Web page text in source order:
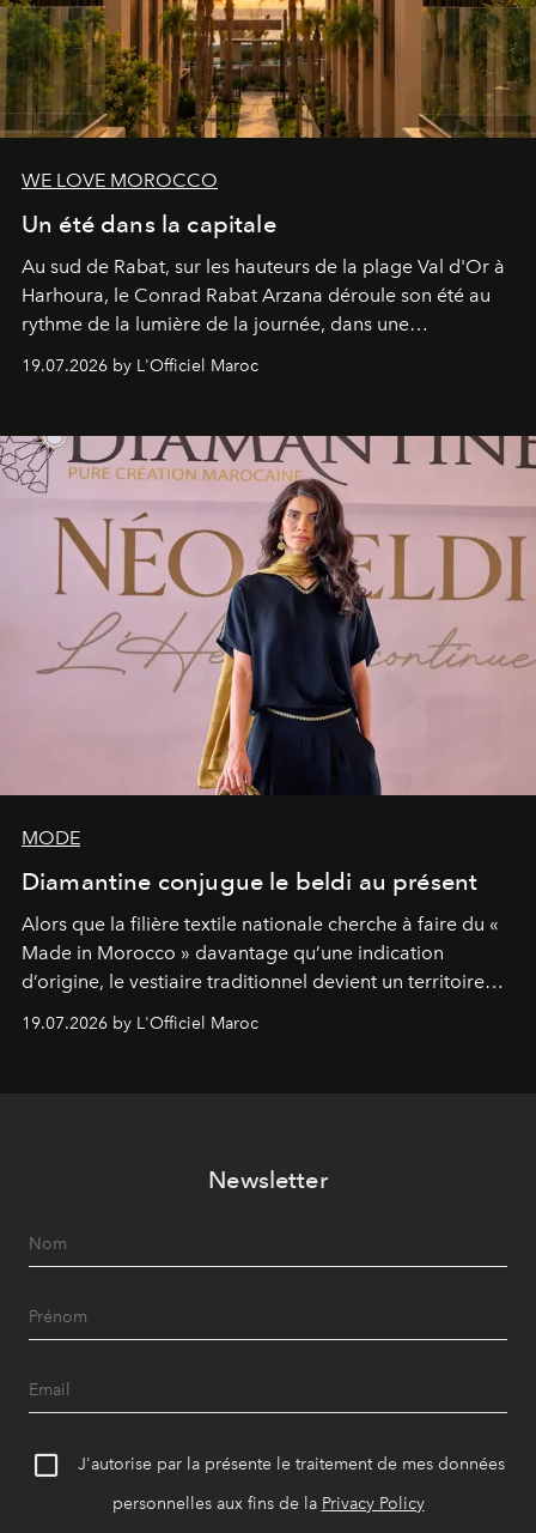
WE LOVE MOROCCO
Un été dans la capitale
Au sud de Rabat, sur les hauteurs de la plage Val d'Or à
Harhoura, le Conrad Rabat Arzana déroule son été au
rythme de la lumière de la journée, dans une
programmation pensée comme une succession de
rendez-vous avec l’océan.
19.07.2026 by L'Officiel Maroc
MODE
Diamantine conjugue le beldi au présent
Alors que la filière textile nationale cherche à faire du «
Made in Morocco » davantage qu’une indication
d’origine, le vestiaire traditionnel devient un territoire
d’expérimentation. Avec Néo Beldi, Diamantine en
révise les proportions et les usages pour l’inscrire dans
19.07.2026 by L'Officiel Maroc
Newsletter
J'autorise par la présente le traitement de mes données
personnelles aux fins de la Privacy Policy